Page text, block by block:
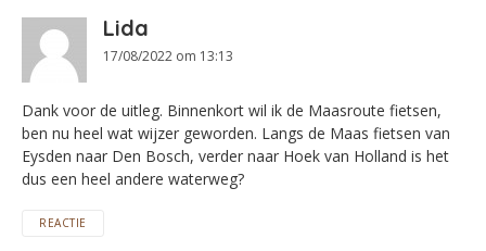
Lida
17/08/2022 om 13:13
Dank voor de uitleg. Binnenkort wil ik de Maasroute fietsen,
ben nu heel wat wijzer geworden. Langs de Maas fietsen van
Eysden naar Den Bosch, verder naar Hoek van Holland is het
dus een heel andere waterweg?
REACTIE